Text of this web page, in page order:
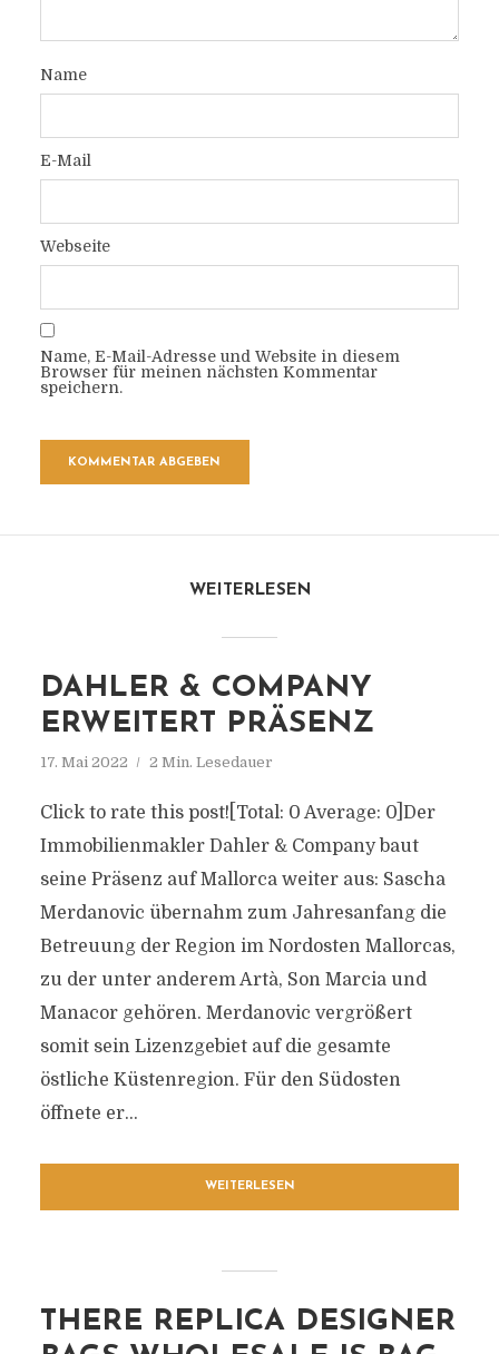
Name
E-Mail
Webseite
Name, E-Mail-Adresse und Website in diesem
Browser für meinen nächsten Kommentar
speichern.
WEITERLESEN
DAHLER & COMPANY
ERWEITERT PRÄSENZ
17. Mai 2022 2 Min. Lesedauer
Click to rate this post![Total: 0 Average: 0]Der
Immobilienmakler Dahler & Company baut
seine Präsenz auf Mallorca weiter aus: Sascha
Merdanovic übernahm zum Jahresanfang die
Betreuung der Region im Nordosten Mallorcas,
zu der unter anderem Artà, Son Marcia und
Manacor gehören. Merdanovic vergrößert
somit sein Lizenzgebiet auf die gesamte
östliche Küstenregion. Für den Südosten
öffnete er...
WEITERLESEN
THERE REPLICA DESIGNER